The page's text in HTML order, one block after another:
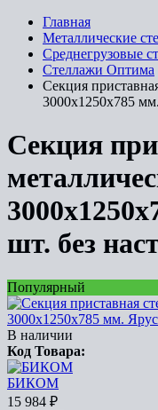
Главная
Металлические
Среднегрузовые
Стеллажи Оптима
Секция
3000x1250x785
Секция
шт. без
Популярный
В наличии
Код Товара:
БИКОМ
15 984 ₽